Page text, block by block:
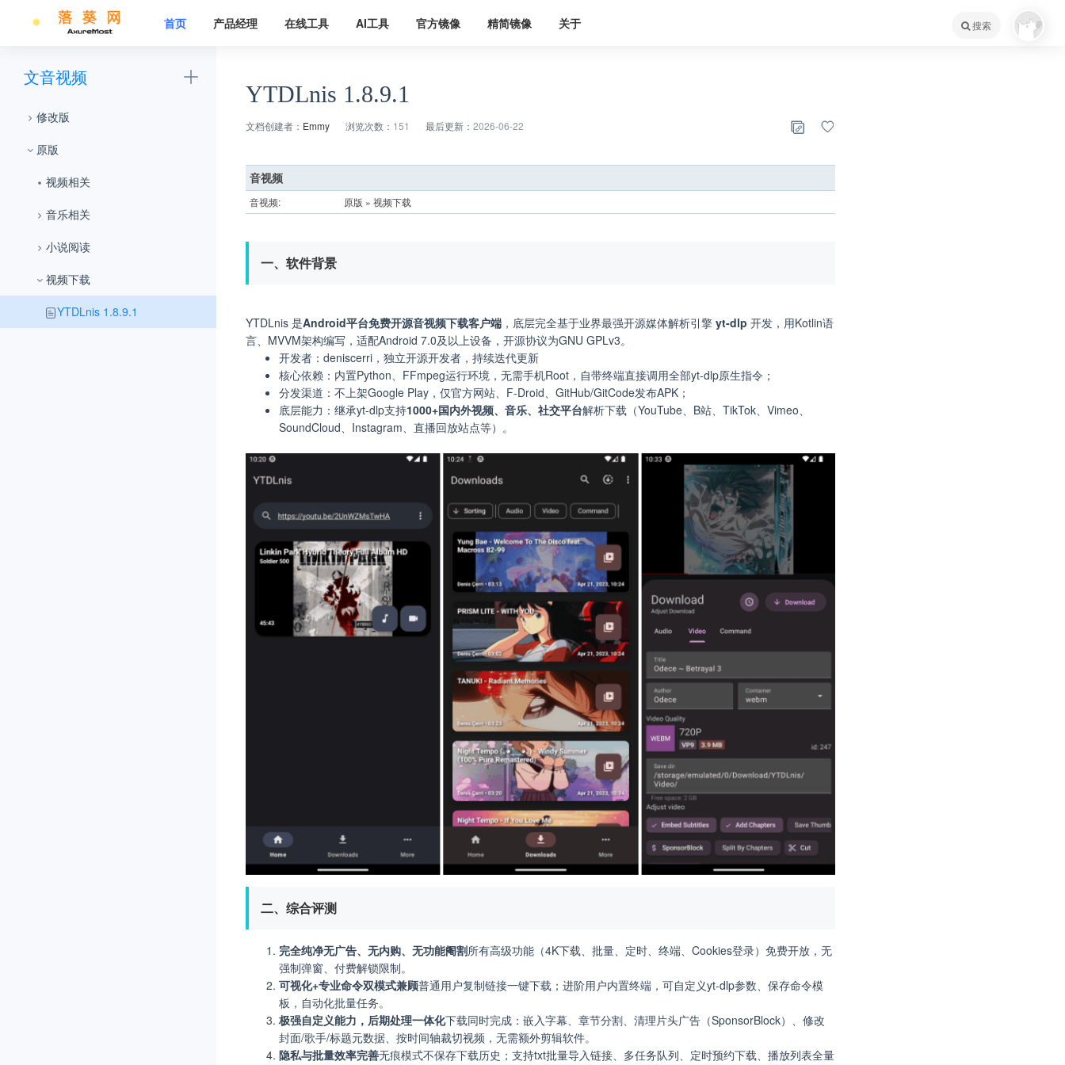
首页 产品经理 在线工具 AI工具 官方镜像 精简镜像 关于 搜索
文音视频
修改版
原版
视频相关
音乐相关
小说阅读
视频下载
YTDLnis 1.8.9.1
YTDLnis 1.8.9.1
文档创建者： Emmy 浏览次数： 151 最后更新： 2026-06-22
音视频
音视频: 原版 » 视频下载
一、软件背景
YTDLnis 是Android平台免费开源音视频下载客户端 ，底层完全基于业界最强开源媒体解析引擎 yt-dlp 开发，用Kotlin语
言、MVVM架构编写，适配Android 7.0及以上设备，开源协议为GNU GPLv3。
开发者：deniscerri，独立开源开发者，持续迭代更新
核心依赖：内置Python、FFmpeg运行环境，无需手机Root，自带终端直接调用全部yt-dlp原生指令；
分发渠道：不上架Google Play，仅官方网站、F-Droid、GitHub/GitCode发布APK；
底层能力：继承yt-dlp支持1000+国内外视频、音乐、社交平台解析下载（YouTube、B站、TikTok、Vimeo、
SoundCloud、Instagram、直播回放站点等）。
二、综合评测
完全纯净无广告、无内购、无功能阉割所有高级功能（4K下载、批量、定时、终端、Cookies登录）免费开放，无
强制弹窗、付费解锁限制。
可视化+专业命令双模式兼顾普通用户复制链接一键下载；进阶用户内置终端，可自定义yt-dlp参数、保存命令模
板，自动化批量任务。
极强自定义能力，后期处理一体化下载同时完成：嵌入字幕、章节分割、清理片头广告（SponsorBlock）、修改
封面/歌手/标题元数据、按时间轴裁切视频，无需额外剪辑软件。
隐私与批量效率完善无痕模式不保存下载历史；支持txt批量导入链接、多任务队列、定时预约下载、播放列表全量